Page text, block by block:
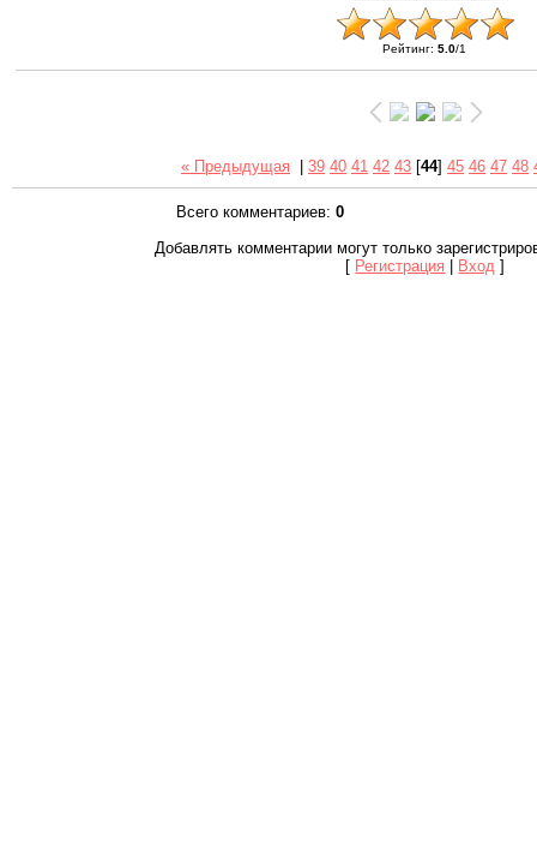
Рейтинг:5.0/1
« Предыдущая 39 40 41 42 43 [44] 45 46 47 48
Всего комментариев: 0
Добавлять комментарии могут только
[ Регистрация | Вход ]